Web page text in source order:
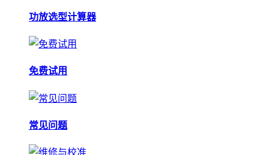
功放选型计算器
免费试用
常见问题